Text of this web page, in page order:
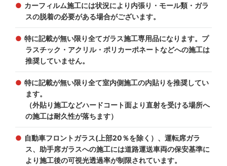
カーフィルム施工には状況により内張り・モール類・ガラ
スの脱着の必要がある場合がございます。
特に記載が無い限り全てガラス施工専用品になります。プ
ラスチック・アクリル・ポリカーポネートなどへの施工は
推奨していません。
特に記載が無い限り全て室内側施工の内貼りを推奨してい
ます。
（外貼り施工などハードコート面より直射を受ける場所へ
の施工は耐久性が落ちます）
自動車フロントガラス(上部20％を除く）、運転席ガラ
ス、助手席ガラスへの施工には道路運送車両の保安基準に
より施工後の可視光透過率が制限されています。